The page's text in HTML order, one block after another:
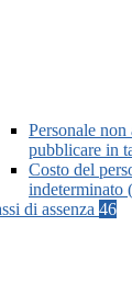
Personale
pubblicare in
Costo del
indeterminato
di assenza 46